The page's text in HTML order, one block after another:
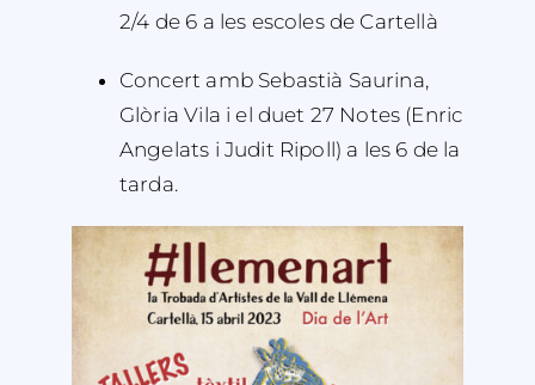
2/4 de 6 a les escoles de Cartellà
Concert amb Sebastià Saurina,
Glòria Vila i el duet 27 Notes (Enric
Angelats i Judit Ripoll) a les 6 de la
tarda.